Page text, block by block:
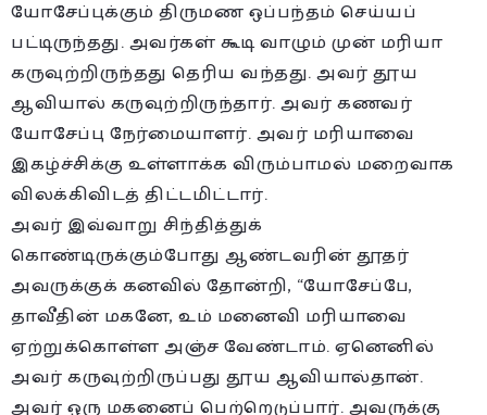
யோசேப்புக்கும் திருமண ஒப்பந்தம் செய்யப்
பட்டிருந்தது. அவர்கள் கூடி வாழும் முன் மரியா
கருவுற்றிருந்தது தெரிய வந்தது. அவர் தூய
ஆவியால் கருவுற்றிருந்தார். அவர் கணவர்
யோசேப்பு நேர்மையாளர். அவர் மரியாவை
இகழ்ச்சிக்கு உள்ளாக்க விரும்பாமல் மறைவாக
விலக்கிவிடத் திட்டமிட்டார்.
அவர் இவ்வாறு சிந்தித்துக்
கொண்டிருக்கும்போது ஆண்டவரின் தூதர்
அவருக்குக் கனவில் தோன்றி, “யோசேப்பே,
தாவீதின் மகனே, உம் மனைவி மரியாவை
ஏற்றுக்கொள்ள அஞ்ச வேண்டாம். ஏனெனில்
அவர் கருவுற்றிருப்பது தூய ஆவியால்தான்.
அவர் ஒரு மகனைப் பெற்றெடுப்பார். அவருக்கு